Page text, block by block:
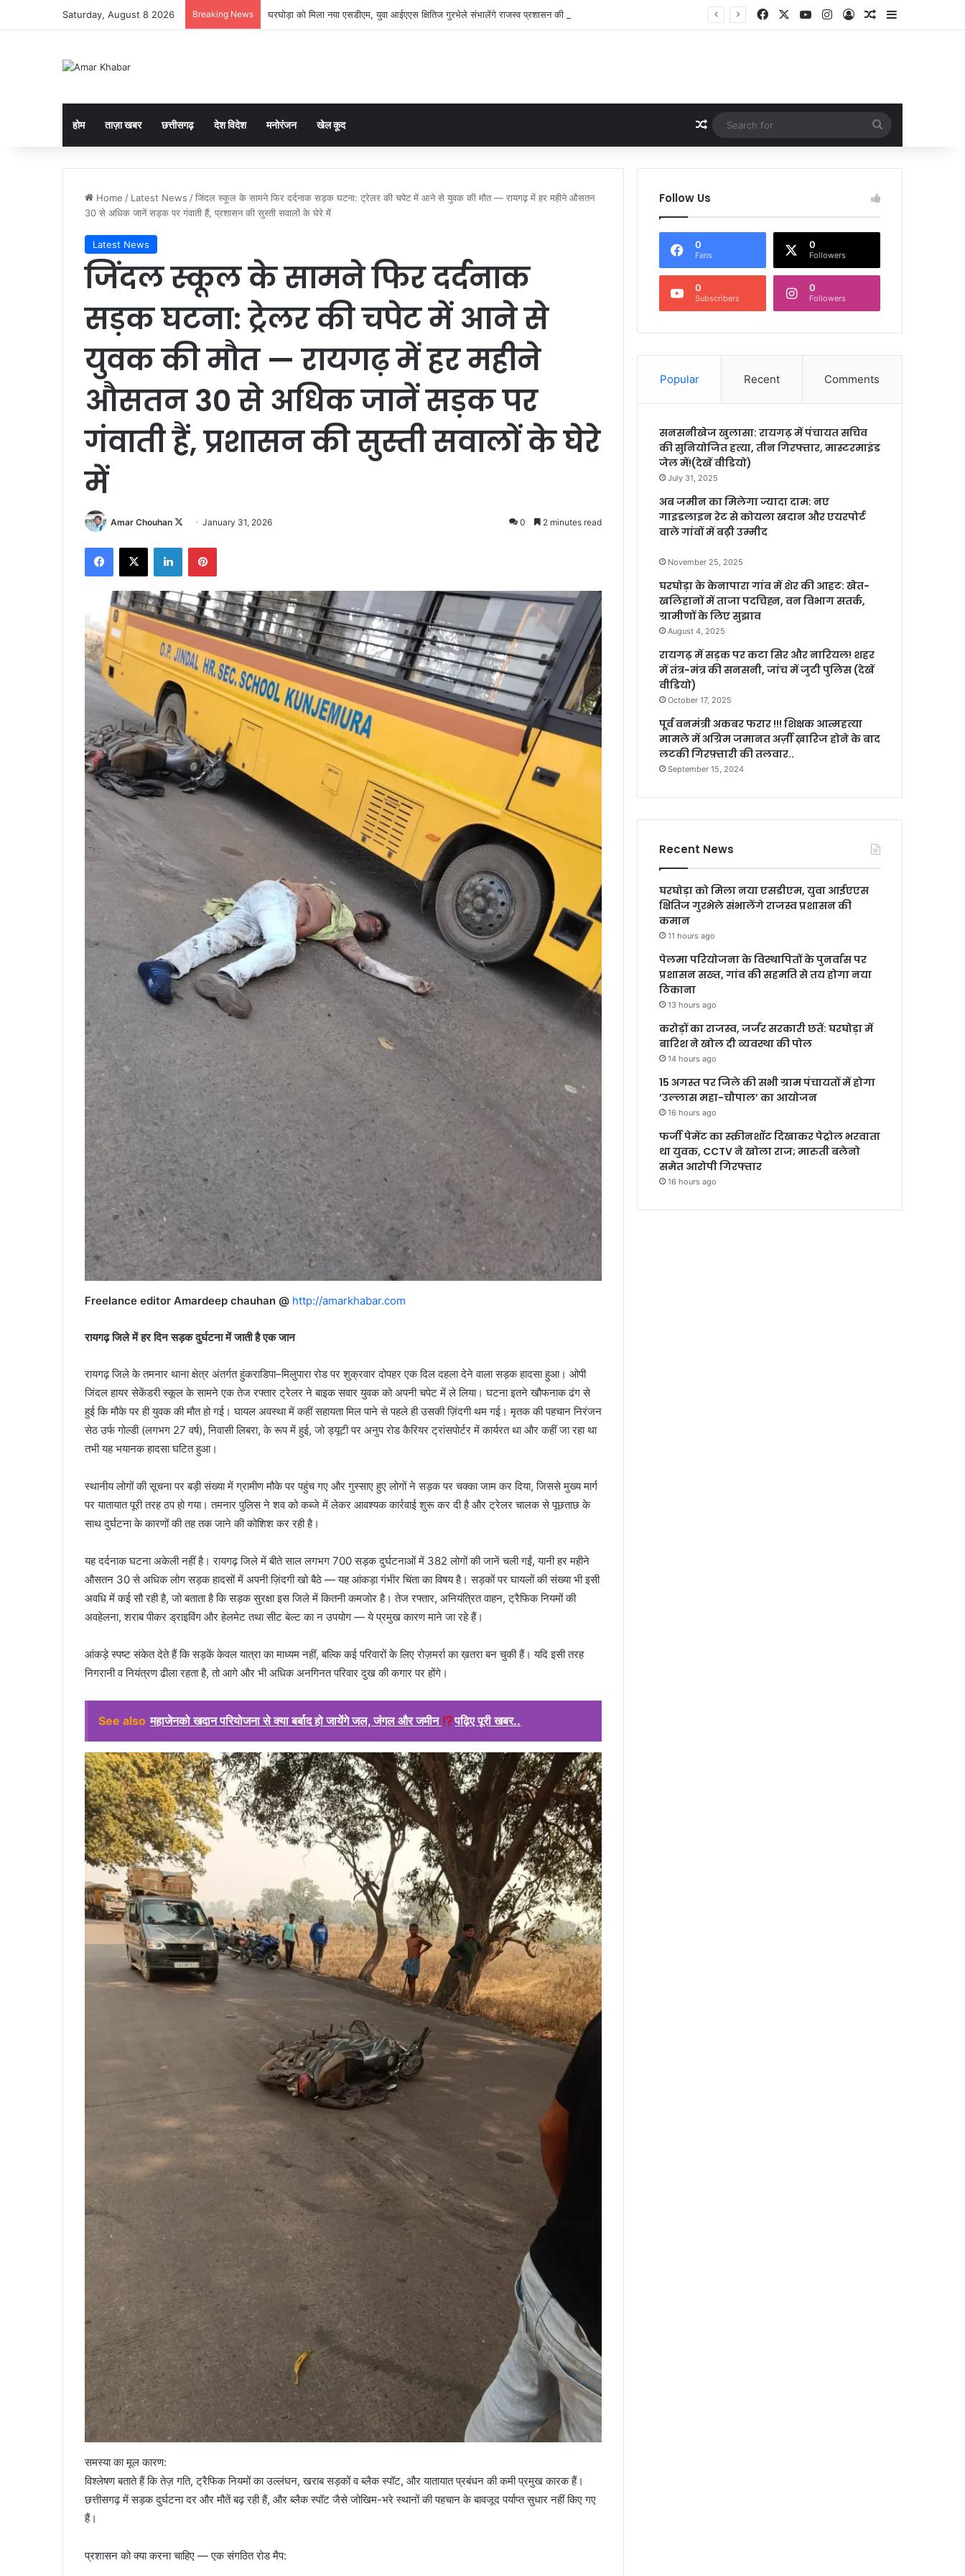
Saturday, August 8 2026 Breaking News घरघोड़ा को मिला नया एसडीएम, युवा आईएएस क्षितिज गुरभेले संभालेंगे राजस्व प्रशासन की कमान FacebookYouTubeInstagram
Log InRandom Article
Sidebar
होम ताज़ा खबर छत्तीसगढ़ देश विदेश मनोरंजन खेल कूद Random Article
for
Home / Latest News /जिंदल स्कूल के सामने फिर दर्दनाक सड़क घटना: ट्रेलर की चपेट में आने से युवक की मौत — रायगढ़ में हर महीने औसतन
30 से अधिक जानें सड़क पर गंवाती हैं, प्रशासन की सुस्ती सवालों के घेरे में
Latest News
जिंदल स्कूल के सामने फिर दर्दनाक
सड़क घटना: ट्रेलर की चपेट में आने से
युवक की मौत — रायगढ़ में हर महीने
औसतन 30 से अधिक जानें सड़क पर
गंवाती हैं, प्रशासन की सुस्ती सवालों के घेरे
में
Amar Chouhan
FollowJanuary 31, 2026 0 2 minutes read
Facebook
X LinkedInPinterest
Freelance editor Amardeep chauhan @ http://amarkhabar.com
रायगढ़ जिले में हर दिन सड़क दुर्घटना में जाती है एक जान
रायगढ़ जिले के तमनार थाना क्षेत्र अंतर्गत हुंकराडिपा–मिलुपारा रोड पर शुक्रवार दोपहर एक दिल दहला देने वाला सड़क हादसा हुआ। ओपी
जिंदल हायर सेकेंडरी स्कूल के सामने एक तेज रफ्तार ट्रेलर ने बाइक सवार युवक को अपनी चपेट में ले लिया। घटना इतने खौफनाक ढंग से
हुई कि मौके पर ही युवक की मौत हो गई। घायल अवस्था में कहीं सहायता मिल पाने से पहले ही उसकी ज़िंदगी थम गई। मृतक की पहचान निरंजन
सेठ उर्फ गोल्डी (लगभग 27 वर्ष), निवासी लिबरा, के रूप में हुई, जो ड्यूटी पर अनुप रोड कैरियर ट्रांसपोर्टर में कार्यरत था और कहीं जा रहा था
तभी यह भयानक हादसा घटित हुआ।
स्थानीय लोगों की सूचना पर बड़ी संख्या में ग्रामीण मौके पर पहुंच गए और गुस्साए हुए लोगों ने सड़क पर चक्का जाम कर दिया, जिससे मुख्य मार्ग
पर यातायात पूरी तरह ठप हो गया। तमनार पुलिस ने शव को कब्जे में लेकर आवश्यक कार्रवाई शुरू कर दी है और ट्रेलर चालक से पूछताछ के
साथ दुर्घटना के कारणों की तह तक जाने की कोशिश कर रही है।
यह दर्दनाक घटना अकेली नहीं है। रायगढ़ जिले में बीते साल लगभग 700 सड़क दुर्घटनाओं में 382 लोगों की जानें चली गईं, यानी हर महीने
औसतन 30 से अधिक लोग सड़क हादसों में अपनी ज़िंदगी खो बैठे — यह आंकड़ा गंभीर चिंता का विषय है। सड़कों पर घायलों की संख्या भी इसी
अवधि में कई सौ रही है, जो बताता है कि सड़क सुरक्षा इस जिले में कितनी कमजोर है। तेज रफ्तार, अनियंत्रित वाहन, ट्रैफिक नियमों की
अवहेलना, शराब पीकर ड्राइविंग और हेलमेट तथा सीट बेल्ट का न उपयोग — ये प्रमुख कारण माने जा रहे हैं।
आंकड़े स्पष्ट संकेत देते हैं कि सड़कें केवल यात्रा का माध्यम नहीं, बल्कि कई परिवारों के लिए रोज़मर्रा का ख़तरा बन चुकी हैं। यदि इसी तरह
निगरानी व नियंत्रण ढीला रहता है, तो आगे और भी अधिक अनगिनत परिवार दुख की कगार पर होंगे।
See also महाजेनको खदान परियोजना से क्या बर्बाद हो जायेंगे जल, जंगल और जमीन पढ़िए पूरी खबर..
समस्या का मूल कारण:
विश्लेषण बताते हैं कि तेज़ गति, ट्रैफिक नियमों का उल्लंघन, खराब सड़कों व ब्लैक स्पॉट, और यातायात प्रबंधन की कमी प्रमुख कारक हैं।
छत्तीसगढ़ में सड़क दुर्घटना दर और मौतें बढ़ रही हैं, और ब्लैक स्पॉट जैसे जोखिम-भरे स्थानों की पहचान के बावजूद पर्याप्त सुधार नहीं किए गए
हैं।
प्रशासन को क्या करना चाहिए — एक संगठित रोड मैप:
Follow Us
0
Fans
0
Followers
0
Subscribers
0
Followers
Popular Recent Comments
सनसनीखेज खुलासा: रायगढ़ में पंचायत सचिव
की सुनियोजित हत्या, तीन गिरफ्तार, मास्टरमाइंड
जेल में!(देखें वीडियो)
July 31, 2025
अब जमीन का मिलेगा ज्यादा दाम: नए
गाइडलाइन रेट से कोयला खदान और एयरपोर्ट
वाले गांवों में बढ़ी उम्मीद
November 25, 2025
घरघोड़ा के केनापारा गांव में शेर की आहट: खेत-
खलिहानों में ताजा पदचिह्न, वन विभाग सतर्क,
ग्रामीणों के लिए सुझाव
August 4, 2025
रायगढ़ में सड़क पर कटा सिर और नारियल! शहर
में तंत्र-मंत्र की सनसनी, जांच में जुटी पुलिस (देखें
वीडियो)
October 17, 2025
पूर्व वनमंत्री अकबर फरार !!! शिक्षक आत्महत्या
मामले में अग्रिम जमानत अर्ज़ी ख़ारिज होने के बाद
लटकी गिरफ़्तारी की तलवार..
September 15, 2024
Recent News
घरघोड़ा को मिला नया एसडीएम, युवा आईएएस
क्षितिज गुरभेले संभालेंगे राजस्व प्रशासन की
कमान
11 hours ago
पेलमा परियोजना के विस्थापितों के पुनर्वास पर
प्रशासन सख्त, गांव की सहमति से तय होगा नया
ठिकाना
13 hours ago
करोड़ों का राजस्व, जर्जर सरकारी छतें: घरघोड़ा में
बारिश ने खोल दी व्यवस्था की पोल
14 hours ago
15 अगस्त पर जिले की सभी ग्राम पंचायतों में होगा
’उल्लास महा-चौपाल’ का आयोजन
16 hours ago
फर्जी पेमेंट का स्क्रीनशॉट दिखाकर पेट्रोल भरवाता
था युवक, CCTV ने खोला राज; मारुती बलेनो
समेत आरोपी गिरफ्तार
16 hours ago